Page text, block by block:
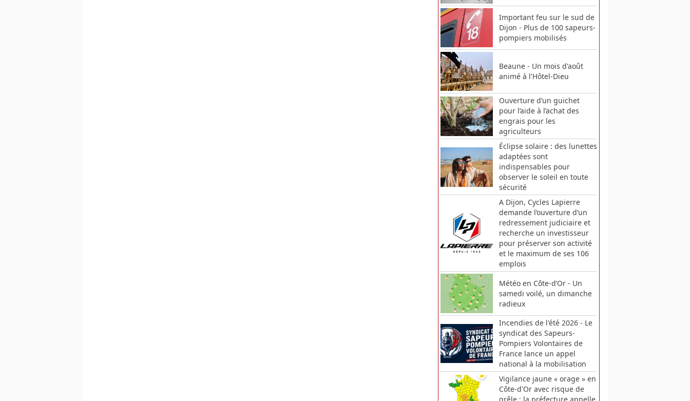
Important feu sur le sud de
Dijon - Plus de 100 sapeurs-
pompiers mobilisés
Beaune - Un mois d'août
animé à l'Hôtel-Dieu
Ouverture d’un guichet
pour l’aide à l’achat des
engrais pour les
agriculteurs
Éclipse solaire : des lunettes
adaptées sont
indispensables pour
observer le soleil en toute
sécurité
A Dijon, Cycles Lapierre
demande l’ouverture d’un
redressement judiciaire et
recherche un investisseur
pour préserver son activité
et le maximum de ses 106
emplois
Météo en Côte-d’Or - Un
samedi voilé, un dimanche
radieux
Incendies de l'été 2026 - Le
syndicat des Sapeurs-
Pompiers Volontaires de
France lance un appel
national à la mobilisation
Vigilance jaune « orage » en
Côte-d'Or avec risque de
grêle : la préfecture appelle